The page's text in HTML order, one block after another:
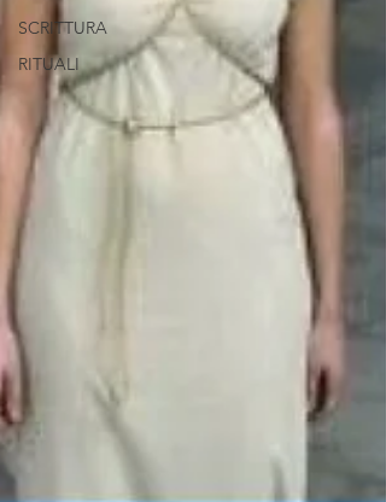
SCRITTURA
RITUALI